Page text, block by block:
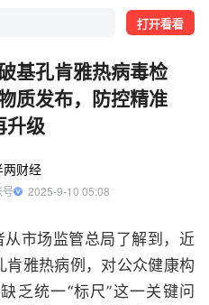
打开看看
基孔肯雅热病毒检
质发布，防控精准
升级
两财经
  2025-9-10 05:08
市场监管总局了解到，近
雅热病例，对公众健康构
乏统一“标尺”这一关键问